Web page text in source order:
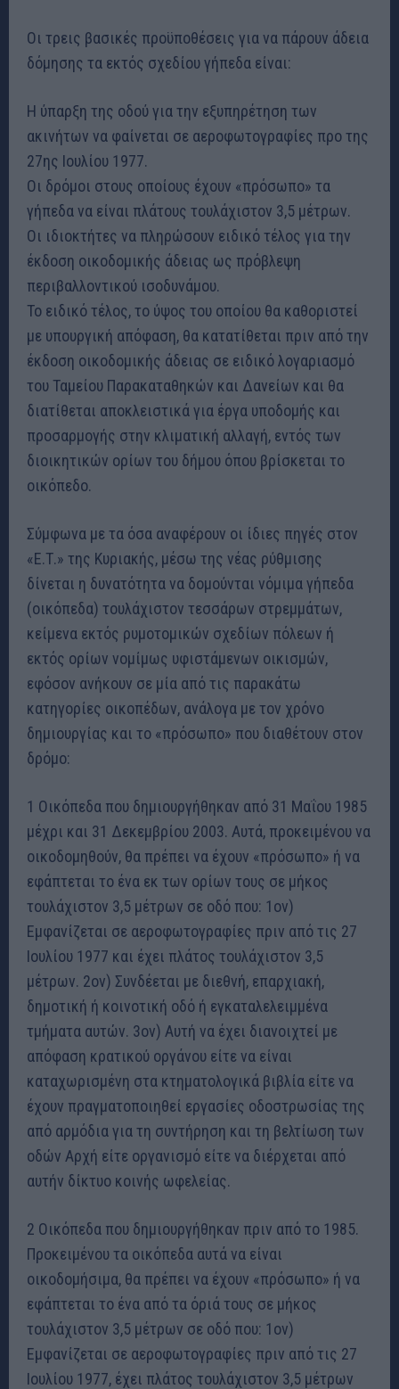
Οι τρεις βασικές προϋποθέσεις για να πάρουν άδεια
δόμησης τα εκτός σχεδίου γήπεδα είναι:
Η ύπαρξη της οδού για την εξυπηρέτηση των
ακινήτων να φαίνεται σε αεροφωτογραφίες προ της
27ης Ιουλίου 1977.
Οι δρόμοι στους οποίους έχουν «πρόσωπο» τα
γήπεδα να είναι πλάτους τουλάχιστον 3,5 μέτρων.
Οι ιδιοκτήτες να πληρώσουν ειδικό τέλος για την
έκδοση οικοδομικής άδειας ως πρόβλεψη
περιβαλλοντικού ισοδυνάμου.
Το ειδικό τέλος, το ύψος του οποίου θα καθοριστεί
με υπουργική απόφαση, θα κατατίθεται πριν από την
έκδοση οικοδομικής άδειας σε ειδικό λογαριασμό
του Ταμείου Παρακαταθηκών και Δανείων και θα
διατίθεται αποκλειστικά για έργα υποδομής και
προσαρμογής στην κλιματική αλλαγή, εντός των
διοικητικών ορίων του δήμου όπου βρίσκεται το
οικόπεδο.
Σύμφωνα με τα όσα αναφέρουν οι ίδιες πηγές στον
«Ε.Τ.» της Κυριακής, μέσω της νέας ρύθμισης
δίνεται η δυνατότητα να δομούνται νόμιμα γήπεδα
(οικόπεδα) τουλάχιστον τεσσάρων στρεμμάτων,
κείμενα εκτός ρυμοτομικών σχεδίων πόλεων ή
εκτός ορίων νομίμως υφιστάμενων οικισμών,
εφόσον ανήκουν σε μία από τις παρακάτω
κατηγορίες οικοπέδων, ανάλογα με τον χρόνο
δημιουργίας και το «πρόσωπο» που διαθέτουν στον
δρόμο:
1 Οικόπεδα που δημιουργήθηκαν από 31 Μαΐου 1985
μέχρι και 31 Δεκεμβρίου 2003. Αυτά, προκειμένου να
οικοδομηθούν, θα πρέπει να έχουν «πρόσωπο» ή να
εφάπτεται το ένα εκ των ορίων τους σε μήκος
τουλάχιστον 3,5 μέτρων σε οδό που: 1ον)
Εμφανίζεται σε αεροφωτογραφίες πριν από τις 27
Ιουλίου 1977 και έχει πλάτος τουλάχιστον 3,5
μέτρων. 2ον) Συνδέεται με διεθνή, επαρχιακή,
δημοτική ή κοινοτική οδό ή εγκαταλελειμμένα
τμήματα αυτών. 3ον) Αυτή να έχει διανοιχτεί με
απόφαση κρατικού οργάνου είτε να είναι
καταχωρισμένη στα κτηματολογικά βιβλία είτε να
έχουν πραγματοποιηθεί εργασίες οδοστρωσίας της
από αρμόδια για τη συντήρηση και τη βελτίωση των
οδών Αρχή είτε οργανισμό είτε να διέρχεται από
αυτήν δίκτυο κοινής ωφελείας.
2 Οικόπεδα που δημιουργήθηκαν πριν από το 1985.
Προκειμένου τα οικόπεδα αυτά να είναι
οικοδομήσιμα, θα πρέπει να έχουν «πρόσωπο» ή να
εφάπτεται το ένα από τα όριά τους σε μήκος
τουλάχιστον 3,5 μέτρων σε οδό που: 1ον)
Εμφανίζεται σε αεροφωτογραφίες πριν από τις 27
Ιουλίου 1977, έχει πλάτος τουλάχιστον 3,5 μέτρων